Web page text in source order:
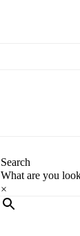
Search
What are you
×